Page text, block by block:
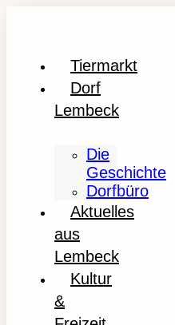
Tiermarkt
Dorf
Lembeck
Die
Geschichte
Dorfbüro
Aktuelles
aus
Lembeck
Kultur
&